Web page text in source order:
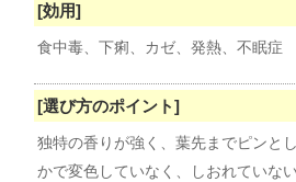
[効用]
食中毒、下痢、カゼ、発熱、不眠症
[選び方のポイント]
独特の香りが強く、葉先までピンと
かで変色していなく、しおれていない